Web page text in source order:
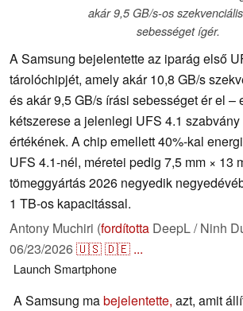
akár 9,5 GB/s-os
sebességet ígér.
A Samsung bejelentette az iparág első
tárolóchipjét, amely akár 10,8 GB/s
és akár 9,5 GB/s írási sebességet ér el –
kétszerese a jelenlegi UFS 4.1
értékének. A chip emellett 40%-kal
UFS 4.1-nél, méretei pedig 7,5 mm × 13
tömeggyártás 2026 negyedik
1 TB-os kapacitással.
Antony Muchiri (fordította DeepL / Ninh
06/23/2026🇺🇸🇩🇪 ...
Launch Smartphone
A Samsung mabejelentette, azt, amit